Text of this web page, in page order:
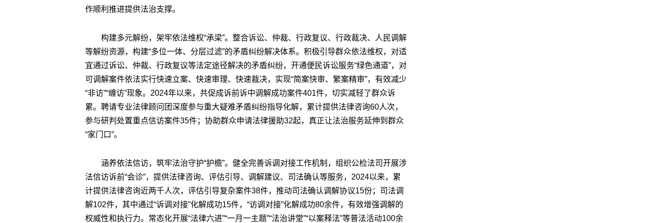
作顺利推进提供法治支撑。
构建多元解纷，架牢依法维权“承梁”。整合诉讼、仲裁、行政复议、行政裁决、人民调解
等解纷资源，构建“多位一体、分层过滤”的矛盾纠纷解决体系。积极引导群众依法维权，对适
宜通过诉讼、仲裁、行政复议等法定途径解决的矛盾纠纷，开通便民诉讼服务“绿色通道”，对
可调解案件依法实行快速立案、快速审理、快速裁决，实现“简案快审、繁案精审”，有效减少
“非访”“缠访”现象。2024年以来，共促成诉前诉中调解成功案件401件，切实减轻了群众诉
累。聘请专业法律顾问团深度参与重大疑难矛盾纠纷指导化解，累计提供法律咨询60人次，
参与研判处置重点信访案件35件；协助群众申请法律援助32起，真正让法治服务延伸到群众
“家门口”。
涵养依法信访，筑牢法治守护“护檐”。健全完善诉调对接工作机制，组织公检法司开展涉
法信访诉前“会诊”，提供法律咨询、评估引导、调解建议、司法确认等服务，2024以来，累
计提供法律咨询近两千人次，评估引导复杂案件38件，推动司法确认调解协议15份；司法调
解102件，其中通过“诉调对接”化解成功15件，“访调对接”化解成功80余件，有效增强调解的
权威性和执行力。常态化开展“法律六进”“一月一主题”“法治讲堂”“以案释法”等普法活动100余